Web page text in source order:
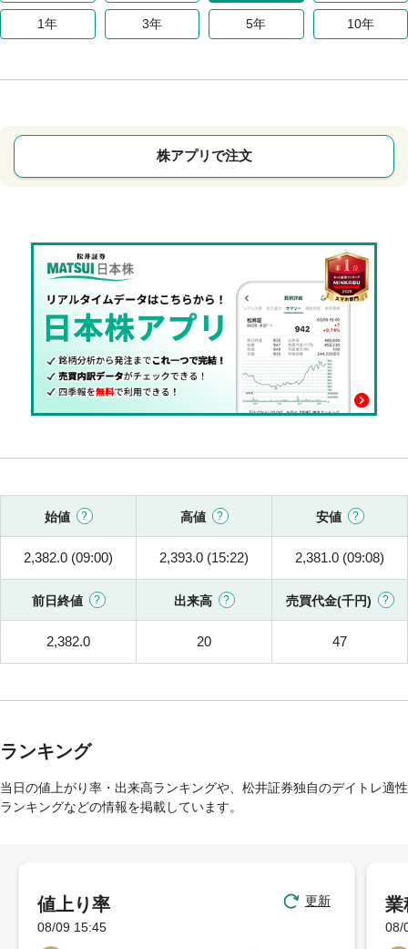
1年 3年 5年 10年
株アプリで注文
始値 高値 安値
2,382.0 (09:00) 2,393.0 (15:22) 2,381.0 (09:08)
前日終値 出来高 売買代金(千円)
2,382.0 20 47
ランキング
当日の値上がり率・出来高ランキングや、松井証券独自のデイトレ適性
ランキングなどの情報を掲載しています。